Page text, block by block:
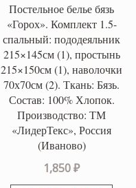
Постельное белье бязь
«Горох». Комплект 1.5-
спальный: пододеяльник
215×145см (1), простынь
215×150см (1), наволочки
70х70см (2). Ткань: Бязь.
Состав: 100% Хлопок.
Производство: ТМ
«ЛидерТекс», Россия
(Иваново)
1,850₽